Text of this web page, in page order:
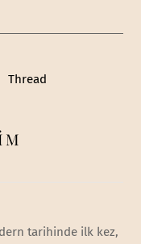
Thread
tarihinde ilk kez,